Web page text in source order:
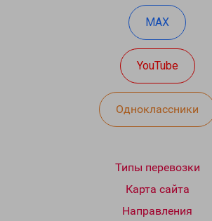
MAX
YouTube
Одноклассники
Типы перевозки
Карта сайта
Направления